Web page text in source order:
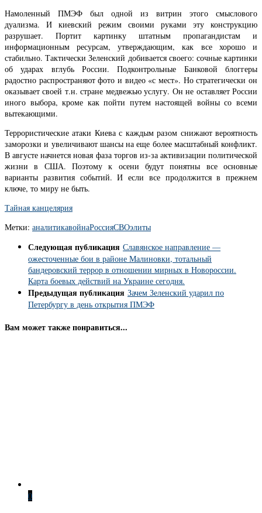
Намоленный ПМЭФ был одной из витрин этого смыслового
дуализма. И киевский режим своими руками эту конструкцию
разрушает. Портит картинку штатным пропагандистам и
информационным ресурсам, утверждающим, как все хорошо и
стабильно. Тактически Зеленский добивается своего: сочные картинки
об ударах вглубь России. Подконтрольные Банковой блоггеры
радостно распространяют фото и видео «с мест». Но стратегически он
оказывает своей т.н. стране медвежью услугу. Он не оставляет России
иного выбора, кроме как пойти путем настоящей войны со всеми
вытекающими.
Террористические атаки Киева с каждым разом снижают вероятность
заморозки и увеличивают шансы на еще более масштабный конфликт.
В августе начнется новая фаза торгов из-за активизации политической
жизни в США. Поэтому к осени будут понятны все основные
варианты развития событий. И если все продолжится в прежнем
ключе, то миру не быть.
Тайная канцелярия
Метки: аналитикавойнаРоссияСВОэлиты
Следующая публикация Славянское направление —
ожесточенные бои в районе Малиновки, тотальный
бандеровский террор в отношении мирных в Новороссии.
Карта боевых действий на Украине сегодня.
Предыдущая публикация Зачем Зеленский ударил по
Петербургу в день открытия ПМЭФ
Вам может также понравиться...
0